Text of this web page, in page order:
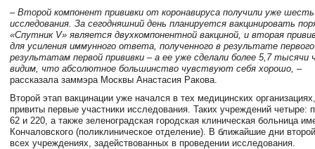
– Второй компонент прививки от коронавируса получили уже
исследования. За сегодняшний день планируется вакцинировать
«Спутник V» ­является двухкомпонентной вакциной, и вторая
для усиления иммунного ответа, полученного в результате
результатам первой прививки – а ее уже сделали более 5,7 тысячи
видим, что абсолютное большинство чувствуют себя хорошо, –
рассказала заммэра Москвы Анастасия Ракова
Второй этап вакцинации уже начался в тех медицинских
привиты первые участники исследования. Таких учреждений четыре:
62 и 220, а также зеленоградская городская клиническая больница
Кончаловского (поликлиническое отделение). В ближайшие дни
всех учреждениях, задействованных в проведении исследования.